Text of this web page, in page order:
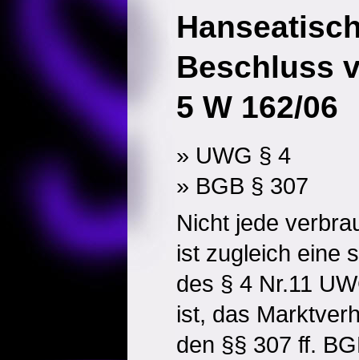
Beschluss
5 W 162/06
» UWG § 4
» BGB § 307
Nicht jede
ist zugleich eine
des § 4 Nr.11
ist, das
den §§ 307 ff.